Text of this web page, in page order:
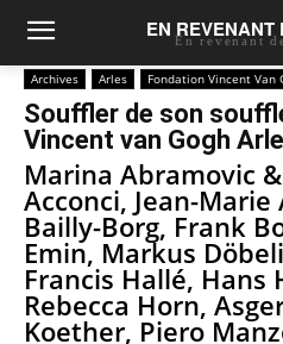
EN REVENANT
En revenant
Archives Arles Fondation Vincent Van
Souffler de son
Vincent van Gogh
Marina Abramovic
Acconci, Jean-
Bailly-Borg, Frank
Emin, Markus
Francis Hallé, Hans
Rebecca Horn,
Koether, Piero